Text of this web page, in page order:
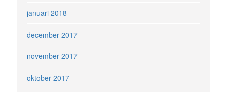
januari 2018
december 2017
november 2017
oktober 2017